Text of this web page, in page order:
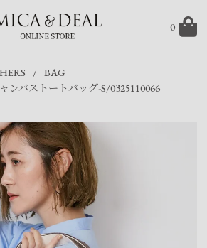
0
BAG
ンバストートバッグ-S/0325110066